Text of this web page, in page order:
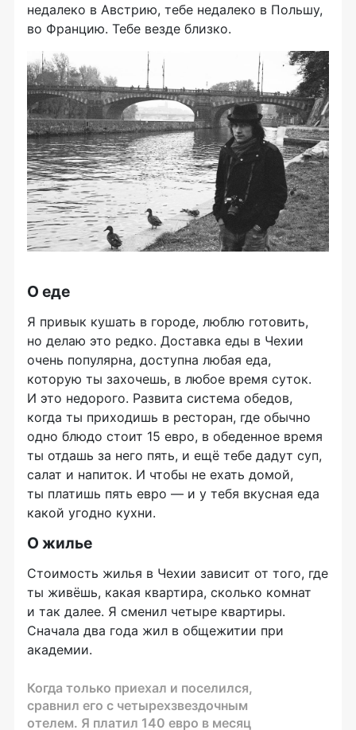
недалеко в Австрию, тебе недалеко в Польшу,
во Францию. Тебе везде близко.
О еде
Я привык кушать в городе, люблю готовить,
но делаю это редко. Доставка еды в Чехии
очень популярна, доступна любая еда,
которую ты захочешь, в любое время суток.
И это недорого. Развита система обедов,
когда ты приходишь в ресторан, где обычно
одно блюдо стоит 15 евро, в обеденное время
ты отдашь за него пять, и ещё тебе дадут суп,
салат и напиток. И чтобы не ехать домой,
ты платишь пять евро — и у тебя вкусная еда
какой угодно кухни.
О жилье
Стоимость жилья в Чехии зависит от того, где
ты живёшь, какая квартира, сколько комнат
и так далее. Я сменил четыре квартиры.
Сначала два года жил в общежитии при
академии.
Когда только приехал и поселился,
сравнил его с четырехзвездочным
отелем. Я платил 140 евро в месяц